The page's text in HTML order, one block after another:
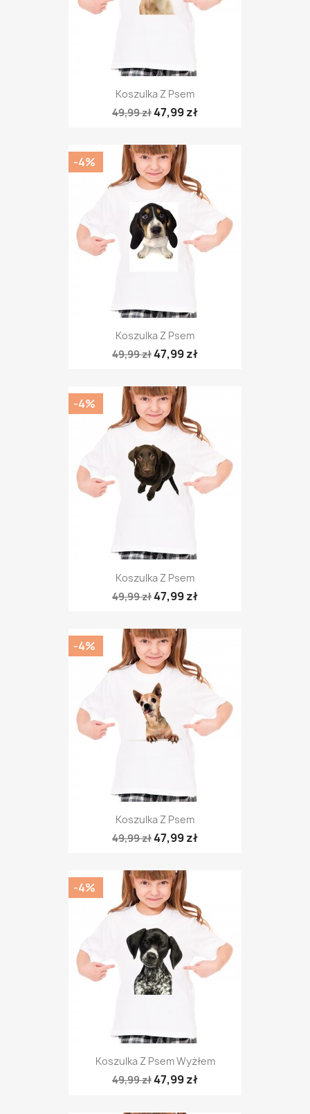
Koszulka Z Psem
49,99 zł47,99 zł
Koszulka Z Psem
49,99 zł47,99 zł
-4%
Koszulka Z Psem
49,99 zł47,99 zł
-4%
Koszulka Z Psem
49,99 zł47,99 zł
-4%
Koszulka Z Psem Wyżłem
49,99 zł47,99 zł
-4%